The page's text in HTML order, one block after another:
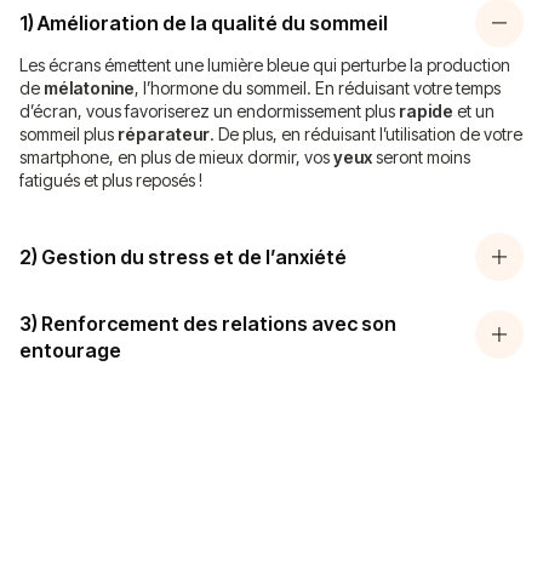
1) Amélioration de la qualité du sommeil
Les écrans émettent une lumière bleue qui perturbe la production
de mélatonine, l’hormone du sommeil. En réduisant votre temps
d’écran, vous favoriserez un endormissement plus rapide et un
sommeil plus réparateur. De plus, en réduisant l’utilisation de votre
smartphone, en plus de mieux dormir, vosyeuxseront moins
fatigués et plus reposés !
2) Gestion du stress et de l’anxiété
3) Renforcement des relations avec son
entourage